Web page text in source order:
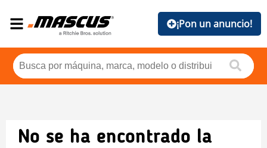
¡Pon un anuncio!
No se ha encontrado la